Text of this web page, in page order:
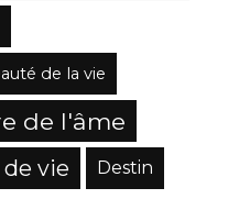
de la vie
de l'âme
vie Destin